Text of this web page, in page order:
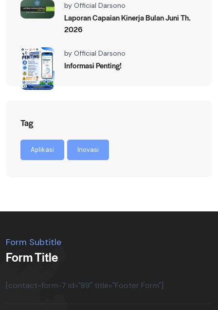
by Official Darsono
Laporan Capaian Kinerja Bulan Juni Th.
2026
by Official Darsono
Informasi Penting!
Tag
Aplikasi Inovasi
Form Subtitle
Form Title
[contact-form-7 id="89" title="Footer Form"]